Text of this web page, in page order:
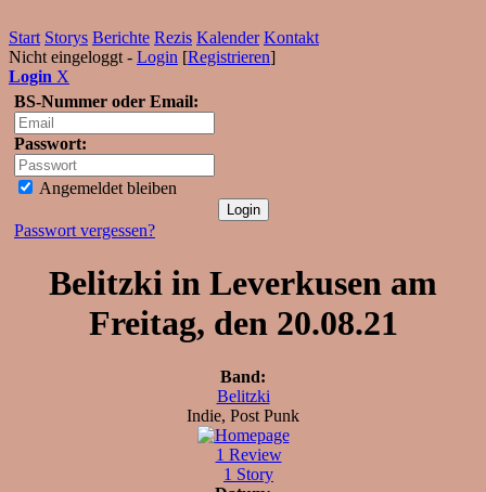
Start Storys Berichte Rezis Kalender Kontakt
Nicht eingeloggt - Login [Registrieren]
Login X
BS-Nummer oder Email:
Passwort:
Angemeldet bleiben
Passwort vergessen?
Belitzki in Leverkusen am
Freitag, den 20.08.21
Band:
Belitzki
Indie, Post Punk
1 Review
1 Story